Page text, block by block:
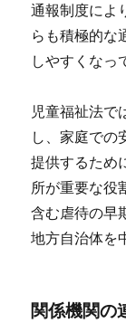
通報制度によ
らも積極的な
しやすくなっ
児童福祉法で
し、家庭での
提供するため
所が重要な役
含む虐待の早
地方自治体を
関係機関の